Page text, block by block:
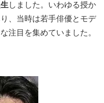
しました。いわゆる授か
、当時は若手俳優とモデ
注目を集めていました。